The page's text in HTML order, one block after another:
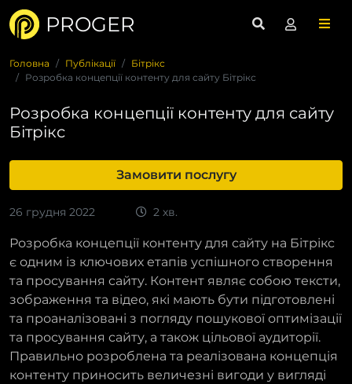
PROGER
Головна Публікації
Бітрікс
Розробка концепції контенту для сайту Бітрікс
Розробка концепції контенту для сайту
Бітрікс
Замовити послугу
26 грудня 2022 2 хв.
Розробка концепції контенту для сайту на Бітрікс
є одним із ключових етапів успішного створення
та просування сайту. Контент являє собою тексти,
зображення та відео, які мають бути підготовлені
та проаналізовані з погляду пошукової оптимізації
та просування сайту, а також цільової аудиторії.
Правильно розроблена та реалізована концепція
контенту приносить величезні вигоди у вигляді